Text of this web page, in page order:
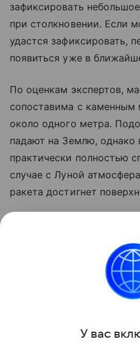
зафиксировать
при столкновении. Если
удастся зафиксировать,
появиться уже в
По оценкам экспертов,
сопоставима с
около одного метра.
падают на Землю, однако
практически полностью
случае с Луной
ракета достигнет
об атмосфере древней
У вас